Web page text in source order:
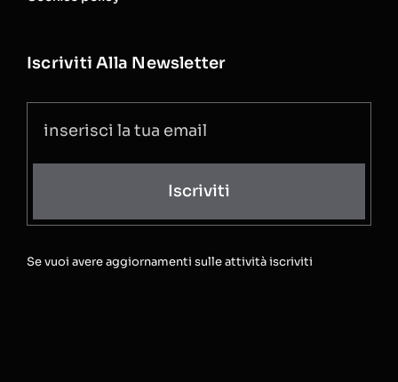
Iscriviti Alla Newsletter
Iscriviti
Se vuoi avere aggiornamenti sulle attività iscriviti